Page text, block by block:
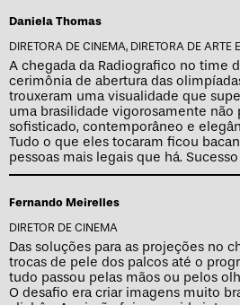
Daniela Thomas
DIRETORA DE CINEMA, DIRETORA DE ARTE
A chegada da Radiografico no time
cerimônia de abertura das
trouxeram uma visualidade que
uma brasilidade vigorosamente
sofisticado, contemporâneo e
Tudo o que eles tocaram ficou
pessoas mais legais que há.
Fernando Meirelles
DIRETOR DE CINEMA
Das soluções para as projeções no
trocas de pele dos palcos até o
tudo passou pelas mãos ou pelos
O desafio era criar imagens muito